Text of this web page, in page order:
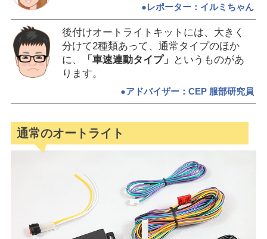
●レポーター：イルミちゃん
後付けオートライトキットには、大きく
分けて2種類あって、通常タイプのほか
に、
「車速連動タイプ」
というものがあ
ります。
●アドバイザー：CEP 服部研究員
通常のオートライト